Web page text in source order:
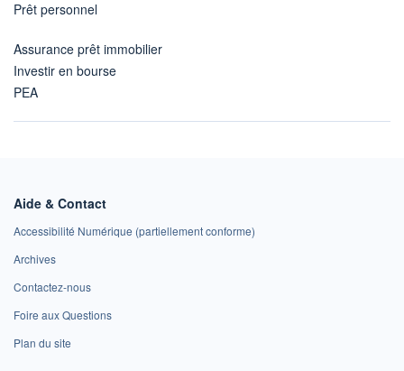
Prêt personnel
Assurance prêt immobilier
Investir en bourse
PEA
Aide & Contact
Accessibilité Numérique (partiellement conforme)
Archives
Contactez-nous
Foire aux Questions
Plan du site